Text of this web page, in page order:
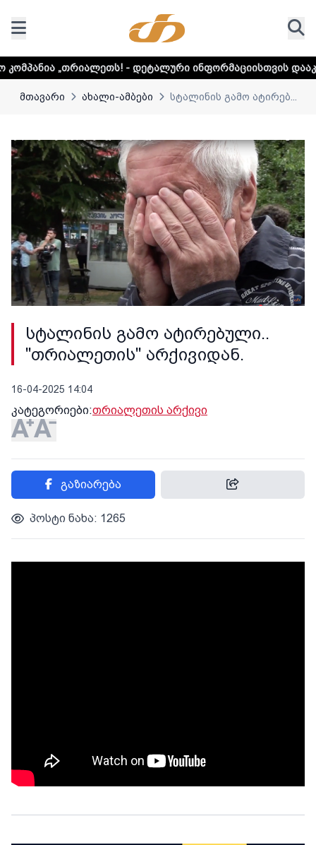
- დეტალური ინფორმაციისთვის დააკლიკეთ ლინკს
მთავარი ახალი-ამბები სტალინის გამო ატირებ...
სტალინის გამო ატირებული..
"თრიალეთის" არქივიდან.
16-04-2025 14:04
კატეგორიები:თრიალეთის არქივი
გაზიარება
პოსტი ნახა: 1265